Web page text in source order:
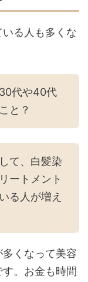
る人も多くな
代や40代
と？
て、白髪染
ートメント
る人が増え
くなって美容
。お金も時間